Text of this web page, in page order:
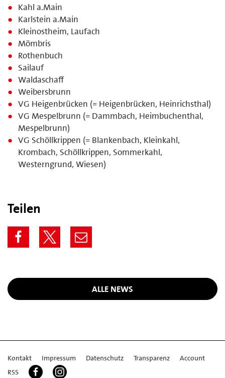
Kahl a.Main
Karlstein a.Main
Kleinostheim, Laufach
Mömbris
Rothenbuch
Sailauf
Waldaschaff
Weibersbrunn
VG Heigenbrücken (= Heigenbrücken, Heinrichsthal)
VG Mespelbrunn (= Dammbach, Heimbuchenthal,
Mespelbrunn)
VG Schöllkrippen (= Blankenbach, Kleinkahl,
Krombach, Schöllkrippen, Sommerkahl,
Westerngrund, Wiesen)
Teilen
ALLE NEWS
Kontakt Impressum Datenschutz Transparenz
Account
RSS